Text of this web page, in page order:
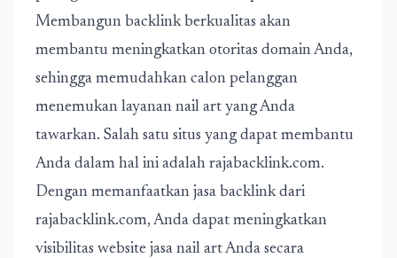
Membangun backlink berkualitas akan
membantu meningkatkan otoritas domain Anda,
sehingga memudahkan calon pelanggan
menemukan layanan nail art yang Anda
tawarkan. Salah satu situs yang dapat membantu
Anda dalam hal ini adalah rajabacklink.com.
Dengan memanfaatkan jasa backlink dari
rajabacklink.com, Anda dapat meningkatkan
visibilitas website jasa nail art Anda secara